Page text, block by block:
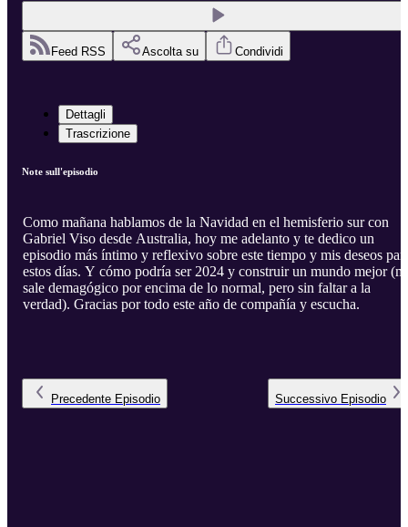
Feed RSS Ascolta su Condividi
Dettagli
Trascrizione
Note sull'episodio
Como mañana hablamos de la Navidad en el hemisferio sur con
Gabriel Viso desde Australia, hoy me adelanto y te dedico un
episodio más íntimo y reflexivo sobre este tiempo y mis deseos
estos días. Y cómo podría ser 2024 y construir un mundo mejor
sale demagógico por encima de lo normal, pero sin faltar a la
verdad). Gracias por todo este año de compañía y escucha.
Precedente Episodio Successivo Episodio